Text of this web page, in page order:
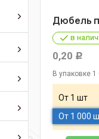
Дюбель
в
0,20 Р
В упаковке 1
От 1 шт
От 1 000